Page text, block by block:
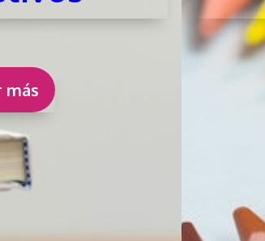
más